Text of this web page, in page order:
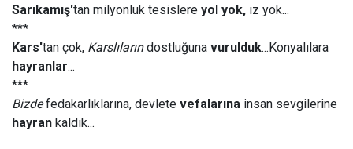
Sarıkamış'tan milyonluk tesislere yol yok, iz yok...
***
Kars'tan çok, Karslıların dostluğuna vurulduk...Konyalılara
hayranlar...
***
Bizde fedakarlıklarına, devlete vefalarına insan sevgilerine
hayran kaldık...